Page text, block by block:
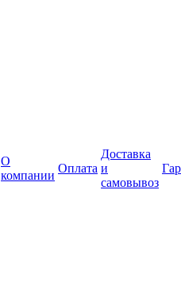
О
компании
Оплата
Доставка
и
самовывоз